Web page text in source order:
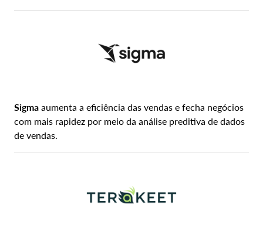
Sigma aumenta a eficiência das vendas e fecha negócios
com mais rapidez por meio da análise preditiva de dados
de vendas.